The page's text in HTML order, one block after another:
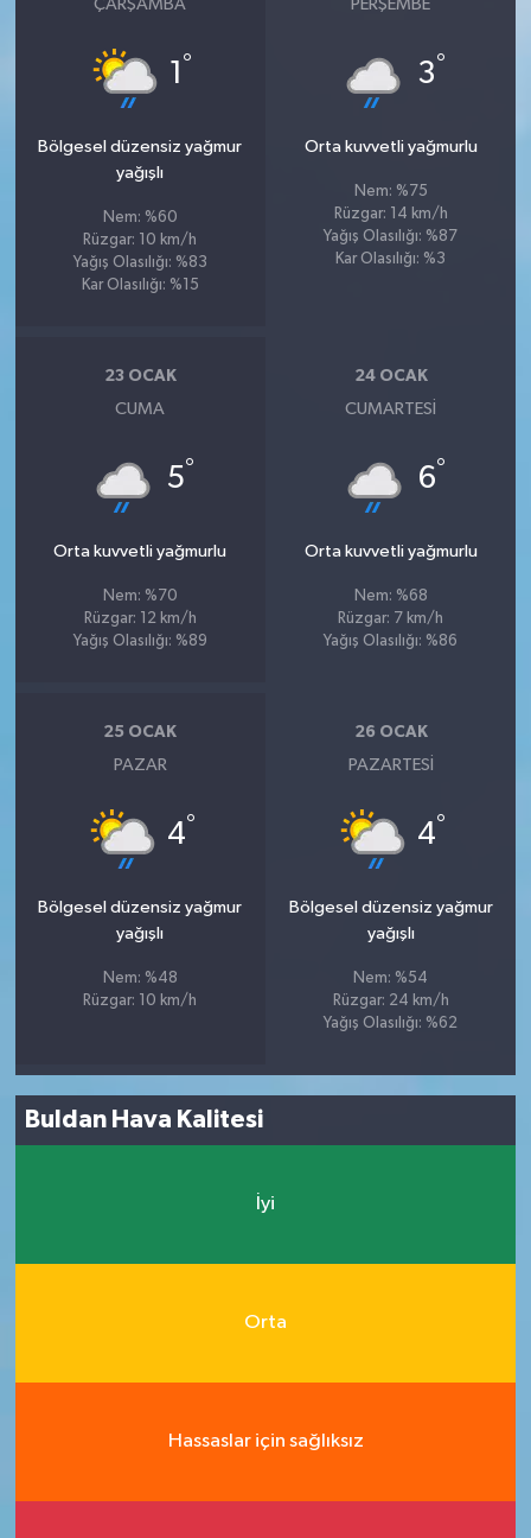
ÇARŞAMBA
1 °
Bölgesel düzensiz yağmur
yağışlı
Nem: %60
Rüzgar: 10 km/h
Yağış Olasılığı: %83
Kar Olasılığı: %15
PERŞEMBE
3°
Orta kuvvetli yağmurlu
Nem: %75
Rüzgar: 14 km/h
Yağış Olasılığı: %87
Kar Olasılığı: %3
23 OCAK
CUMA
5°
Orta kuvvetli yağmurlu
Nem: %70
Rüzgar: 12 km/h
Yağış Olasılığı: %89
24 OCAK
CUMARTESI
6°
Orta kuvvetli yağmurlu
Nem: %68
Rüzgar: 7 km/h
Yağış Olasılığı: %86
25 OCAK
PAZAR
4°
Bölgesel düzensiz yağmur
yağışlı
Nem: %48
Rüzgar: 10 km/h
26 OCAK
PAZARTESI
4°
Bölgesel düzensiz yağmur
yağışlı
Nem: %54
Rüzgar: 24 km/h
Yağış Olasılığı: %62
Buldan Hava Kalitesi
İyi
Orta
Hassaslar için sağlıksız